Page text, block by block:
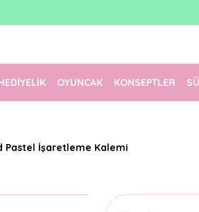
1500 TL Üzeri Ücretsiz Kargo
OYUNCAK KONSEPTLER
Pastel İşaretleme Kalemi